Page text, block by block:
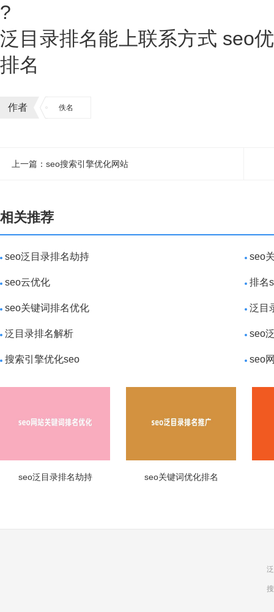
?
泛目录排名能上联系方式 seo
排名
作者 佚名
上一篇：seo搜索引擎优化网站
相关推荐
seo泛目录排名劫持 seo
seo云优化 排名
seo关键词排名优化 泛目
泛目录排名解析 seo
搜索引擎优化seo seo
seo泛目录排名劫持 seo关键词优化排名